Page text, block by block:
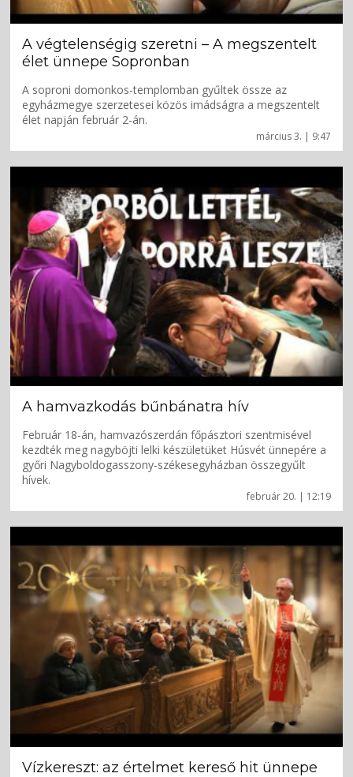
március 3. | 9:47
A végtelenségig szeretni – A megszentelt
élet ünnepe Sopronban
A soproni domonkos-templomban gyűltek össze az
egyházmegye szerzetesei közös imádságra a megszentelt
élet napján február 2-án.
február 20. | 12:19
A hamvazkodás bűnbánatra hív
Február 18-án, hamvazószerdán főpásztori szentmisével
kezdték meg nagyböjti lelki készületüket Húsvét ünnepére a
győri Nagyboldogasszony-székesegyházban összegyűlt
hívek.
Vízkereszt: az értelmet kereső hit ünnepe